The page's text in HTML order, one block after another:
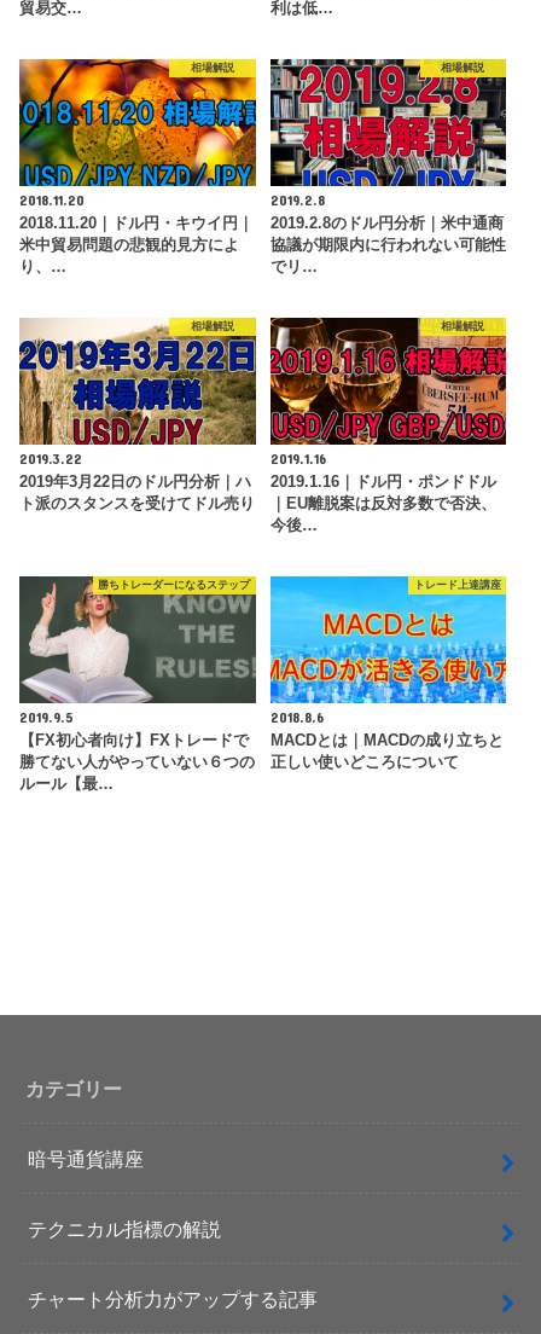
貿易交…
利は低…
相場解説
2018.11.20
2018.11.20｜ドル円・キウイ円｜
米中貿易問題の悲観的見方によ
り、…
相場解説
2019.2.8
2019.2.8のドル円分析｜米中通商
協議が期限内に行われない可能性
でリ…
相場解説
2019.3.22
2019年3月22日のドル円分析｜ハ
ト派のスタンスを受けてドル売り
相場解説
2019.1.16
2019.1.16｜ドル円・ポンドドル
｜EU離脱案は反対多数で否決、
今後…
勝ちトレーダーになるステップ
2019.9.5
【FX初心者向け】FXトレードで
勝てない人がやっていない６つの
ルール【最…
トレード上達講座
2018.8.6
MACDとは｜MACDの成り立ちと
正しい使いどころについて
カテゴリー
暗号通貨講座
テクニカル指標の解説
チャート分析力がアップする記事